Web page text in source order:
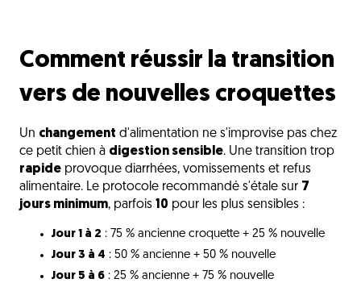
Comment réussir la transition
vers de nouvelles croquettes
Un changement d'alimentation ne s'improvise pas chez
ce petit chien à digestion sensible. Une transition trop
rapide provoque diarrhées, vomissements et refus
alimentaire. Le protocole recommandé s'étale sur 7
jours minimum, parfois 10 pour les plus sensibles :
Jour 1 à 2 : 75 % ancienne croquette + 25 % nouvelle
Jour 3 à 4 : 50 % ancienne + 50 % nouvelle
Jour 5 à 6 : 25 % ancienne + 75 % nouvelle